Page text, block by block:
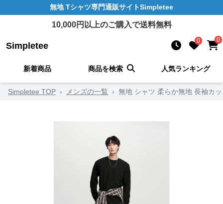
無地 Tシャツ専門通販サイトSimpletee
10,000円以上のご購入で送料無料
Simpletee 0 0
新着商品 商品を検索 人気ランキング
Simpletee TOP › メンズの一覧 › 無地 シャツ 柔らか無地 長袖カ